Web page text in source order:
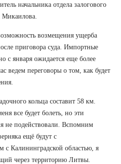
начальника отдела залогового
Микаилова.
возмещения ущерба
приговора суда. Импортные
с января ожидается еще более
ведем переговоры о том, как будет
кольца составит 58 км.
все будет болеть, но эти
не подействовали. Вспомним
ещё будут с
Калининградской областью, я
через территорию Литвы.